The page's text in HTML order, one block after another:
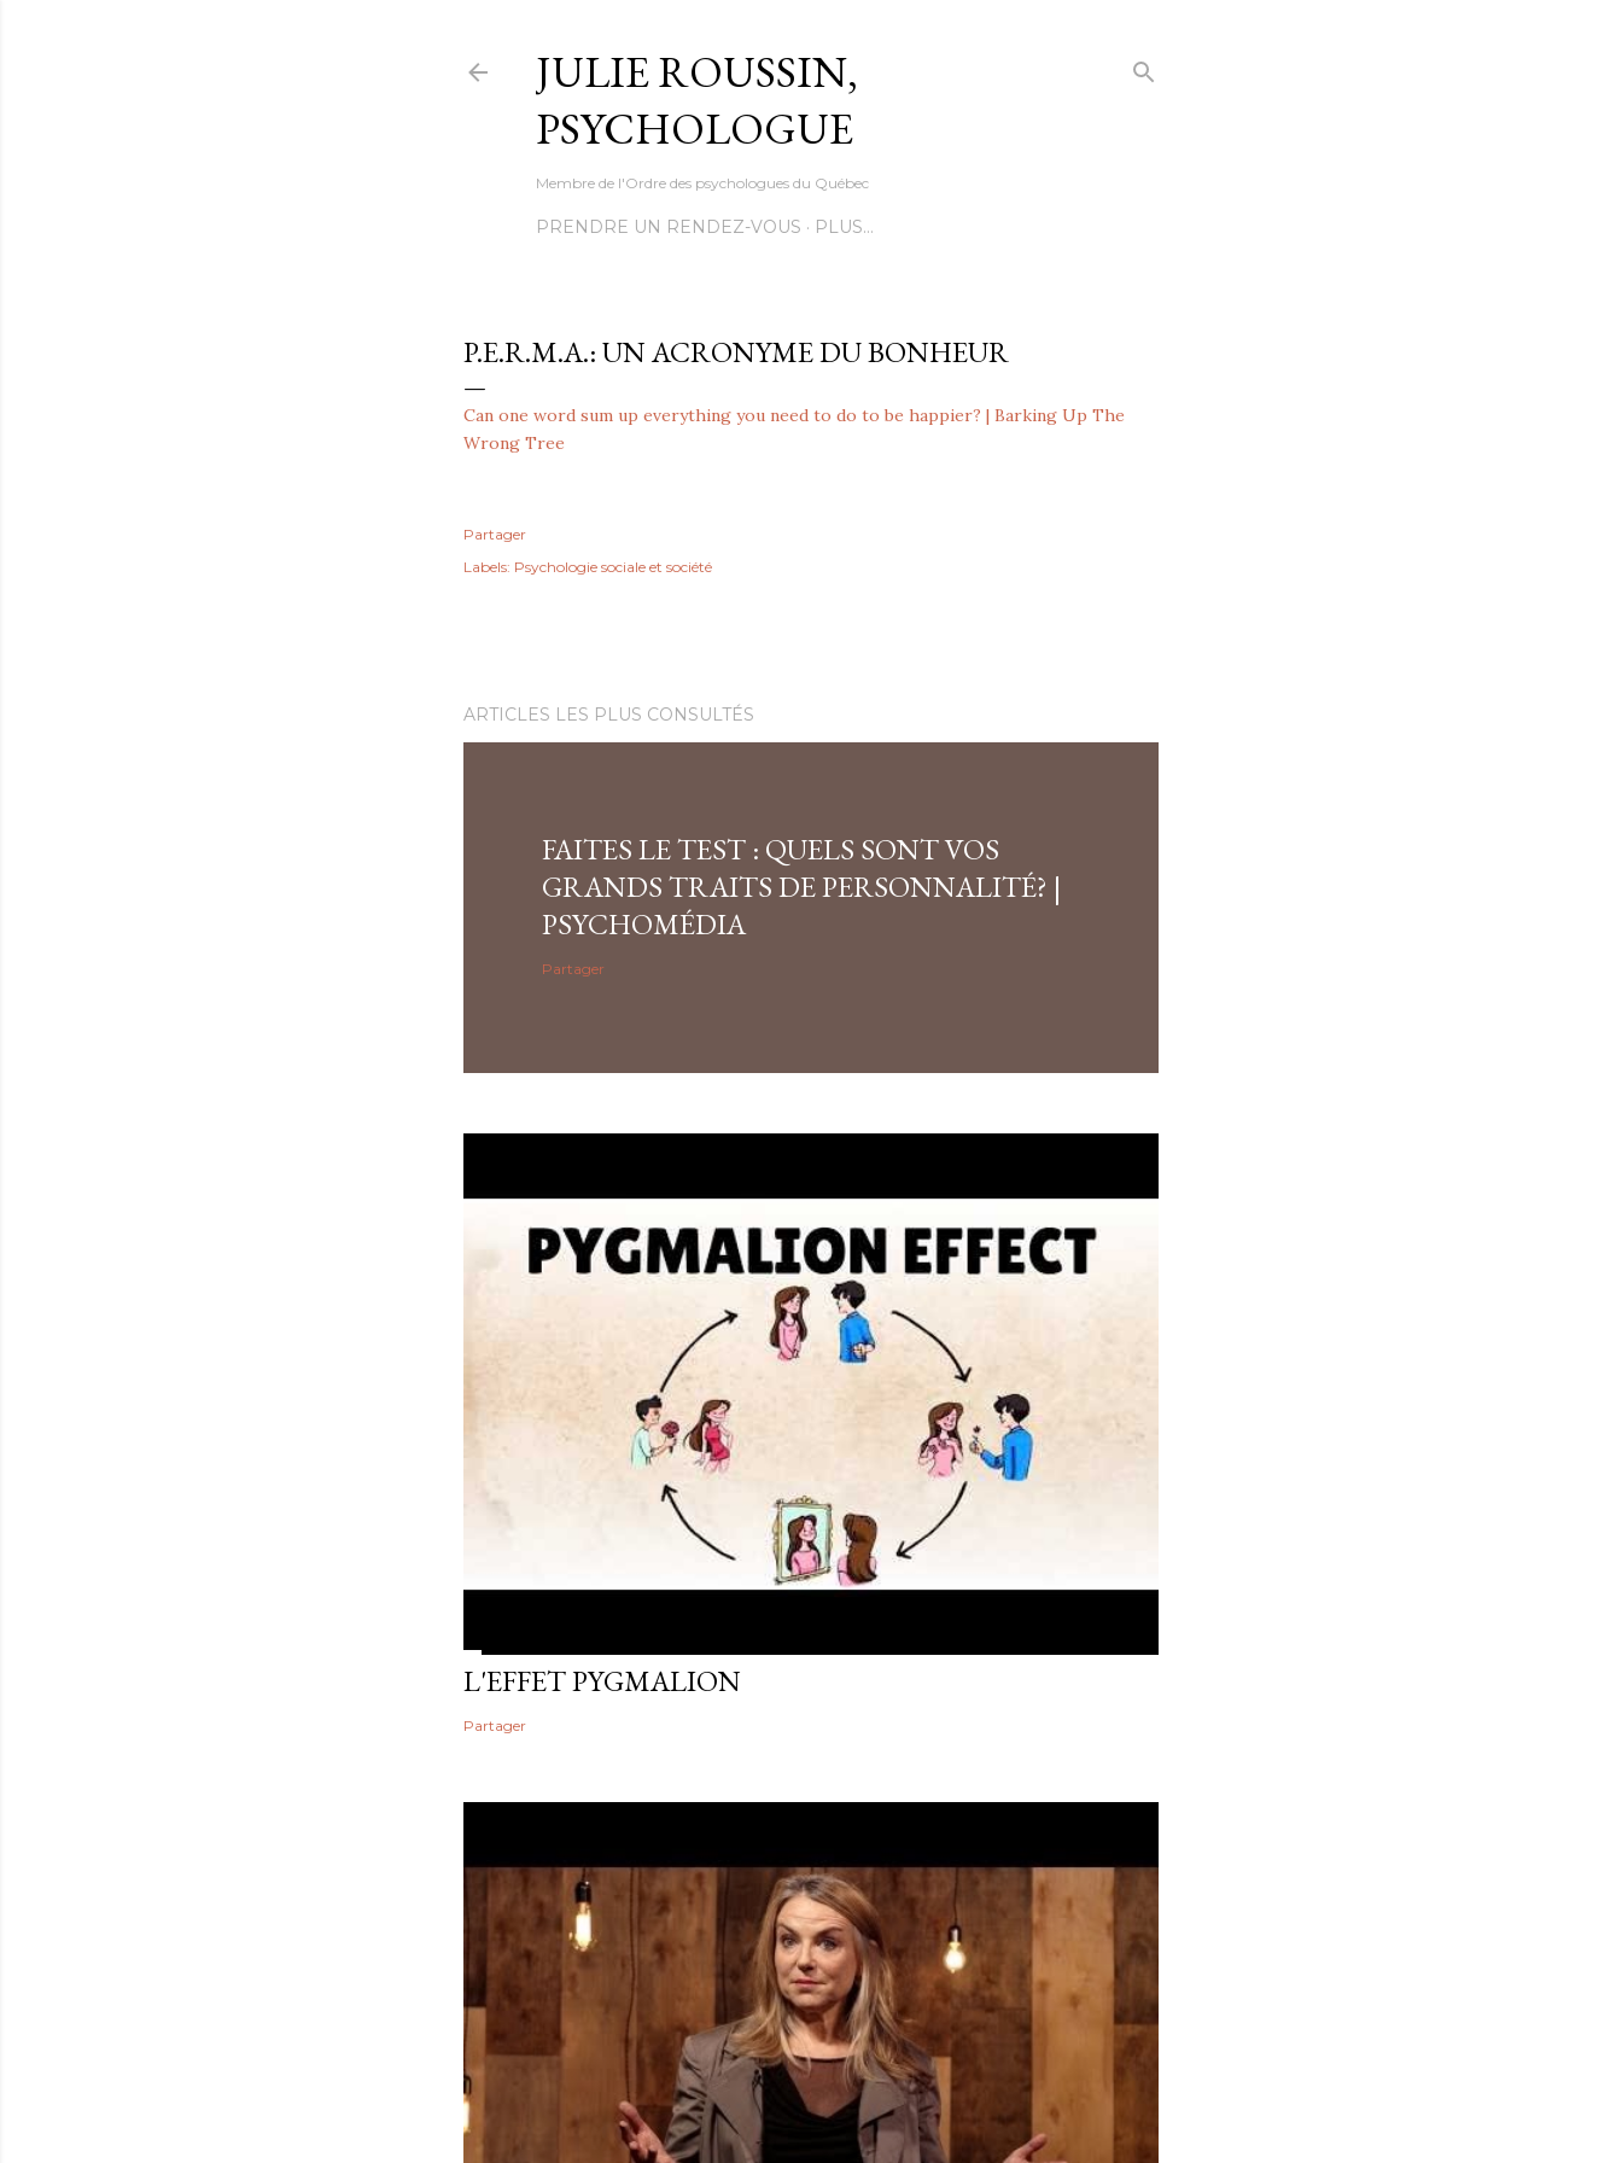
JULIE ROUSSIN,
PSYCHOLOGUE
Membre de l'Ordre des psychologues du Québec
PRENDRE UN RENDEZ-VOUS PLUS…
P.E.R.M.A.: UN ACRONYME DU BONHEUR
Can one word sum up everything you need to do to be happier? | Barking Up The
Wrong Tree
Partager
Labels: Psychologie sociale et société
ARTICLES LES PLUS CONSULTÉS
FAITES LE TEST : QUELS SONT VOS
GRANDS TRAITS DE PERSONNALITÉ? |
PSYCHOMÉDIA
Partager
L'EFFET PYGMALION
Partager